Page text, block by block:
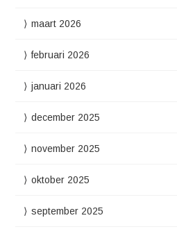
maart 2026
februari 2026
januari 2026
december 2025
november 2025
oktober 2025
september 2025